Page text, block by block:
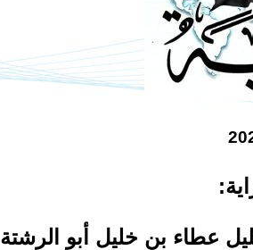
عطاء بن خليل أبو الرشتة